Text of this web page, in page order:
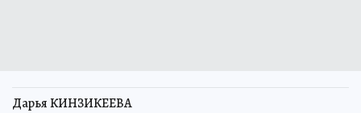
Дарья КИНЗИКЕЕВА